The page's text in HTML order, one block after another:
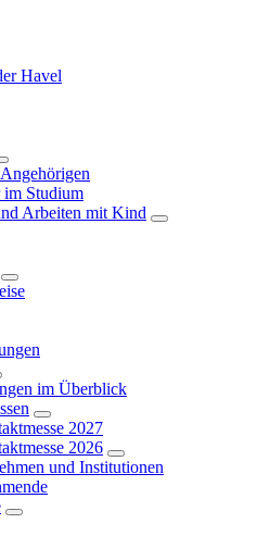
Havel
im Studium
Arbeiten mit Kind
im Überblick
2027
2026
und Institutionen